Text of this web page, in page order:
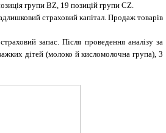
групи BZ, 19 позицій групи CZ.
страховий капітал. Продаж товарів
запас. Після проведення аналізу за
дітей (молоко й кисломолочна група), 3